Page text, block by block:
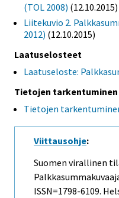
(TOL 2008) (12.10.2015)
Liitekuvio 2.
2012) (12.10.2015)
Laatuselosteet
Laatuseloste:
Tietojen tarkentuminen
Tietojen
Viittausohje:
Suomen virallinen
ISSN=1798-6109.